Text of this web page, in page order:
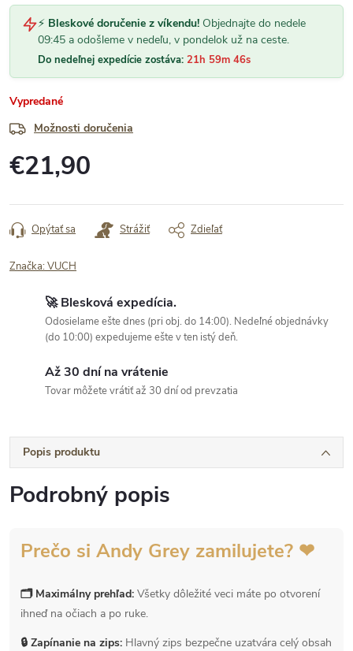
⚡ Bleskové doručenie z víkendu! Objednajte do nedele
09:45 a odošleme v nedeľu, v pondelok už na ceste.
Do nedeľnej expedície zostáva: 21h 59m 46s
Vypredané
Možnosti doručenia
€21,90
cena:
Opýtať sa Strážiť Zdieľať
Značka:VUCH
🚀 Blesková expedícia.
Odosielame ešte dnes (pri obj. do 14:00). Nedeľné objednávky
(do 10:00) expedujeme ešte v ten istý deň.
Až 30 dní na vrátenie
Tovar môžete vrátiť až 30 dní od prevzatia
Popis produktu
Podrobný popis
Prečo si Andy Grey zamilujete? ❤
🗂 Maximálny prehľad: Všetky dôležité veci máte po otvorení
ihneď na očiach a po ruke.
🔒 Zapínanie na zips: Hlavný zips bezpečne uzatvára celý obsah